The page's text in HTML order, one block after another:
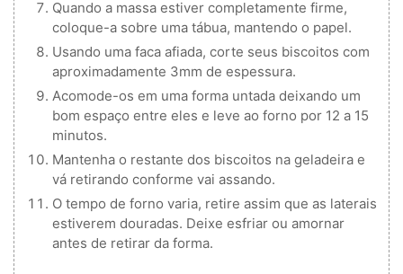
Quando a massa estiver completamente firme,
coloque-a sobre uma tábua, mantendo o papel.
Usando uma faca afiada, corte seus biscoitos com
aproximadamente 3mm de espessura.
Acomode-os em uma forma untada deixando um
bom espaço entre eles e leve ao forno por 12 a 15
minutos.
Mantenha o restante dos biscoitos na geladeira e
vá retirando conforme vai assando.
O tempo de forno varia, retire assim que as laterais
estiverem douradas. Deixe esfriar ou amornar
antes de retirar da forma.